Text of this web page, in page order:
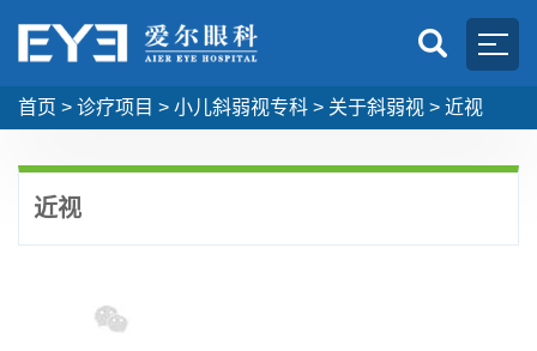
首页 > 诊疗项目 > 小儿斜弱视专科 > 关于斜弱视 > 近视
近视